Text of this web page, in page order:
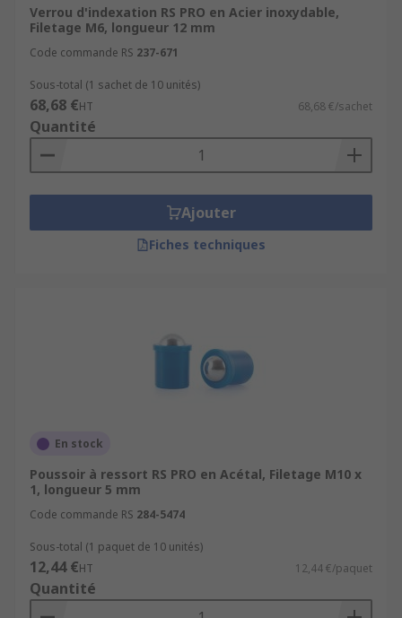
Verrou d'indexation RS PRO en Acier inoxydable,
Filetage M6, longueur 12 mm
Code commande RS 237-671
Sous-total (1 sachet de 10 unités)
68,68 €HT 68,68 €/sachet
Quantité
Ajouter
Fiches techniques
En stock
Poussoir à ressort RS PRO en Acétal, Filetage M10 x
1, longueur 5 mm
Code commande RS 284-5474
Sous-total (1 paquet de 10 unités)
12,44 €HT 12,44 €/paquet
Quantité